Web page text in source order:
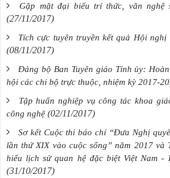
Gặp mặt đại biểu trí thức, văn nghệ
(27/11/2017)
Tích cực tuyên truyền kết quả Hội
(08/11/2017)
Đảng bộ Ban Tuyên giáo Tỉnh ủy:
hội các chi bộ trực thuộc, nhiệm kỳ 2017-
Tập huấn nghiệp vụ công tác khoa
công nghệ (02/11/2017)
Sơ kết Cuộc thi báo chí “Đưa Nghị
lần thứ XIX vào cuộc sống” năm 2017 và
hiểu lịch sử quan hệ đặc biệt Việt Nam -
(31/10/2017)